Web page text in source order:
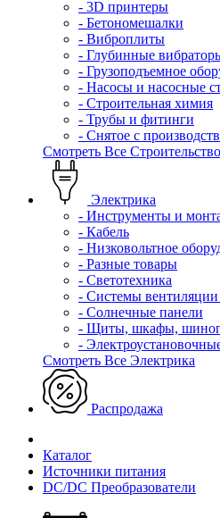
- 3D принтеры
- Бетономешалки
- Виброплиты
- Глубинные
- Грузоподъемное
- Насосы и насосные
- Строительная химия
- Трубы и фитинги
- Снятое с
Смотреть Все Строительство
Электрика
- Инструменты и
- Кабель
- Низковольтное
- Разные товары
- Светотехника
- Системы вентиляции
- Солнечные панели
- Щиты, шкафы,
-
Смотреть Все Электрика
Распродажа
Каталог
Источники питания
DC/DC Преобразователи